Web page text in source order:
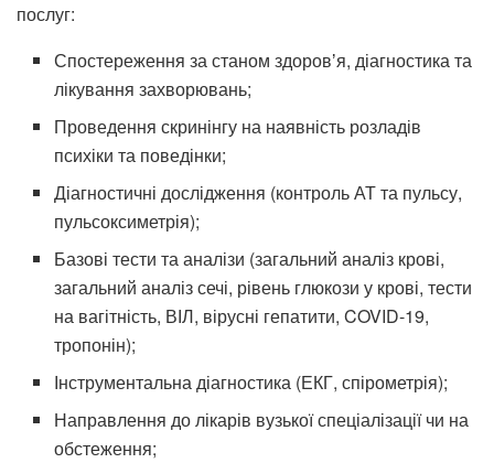
послуг:
Спостереження за станом здоровʼя, діагностика та
лікування захворювань;
Проведення скринінгу на наявність розладів
психіки та поведінки;
Діагностичні дослідження (контроль АТ та пульсу,
пульсоксиметрія);
Базові тести та аналізи (загальний аналіз крові,
загальний аналіз сечі, рівень глюкози у крові, тести
на вагітність, ВІЛ, вірусні гепатити, COVID-19,
тропонін);
Інструментальна діагностика (ЕКГ, спірометрія);
Направлення до лікарів вузької спеціалізації чи на
обстеження;